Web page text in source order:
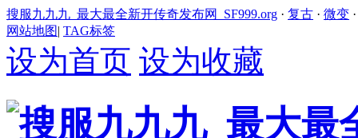
搜服九九九_最大最全新开传奇发布网_SF999.org · 复古 · 微变
网站地图| TAG标签
设为首页 设为收藏